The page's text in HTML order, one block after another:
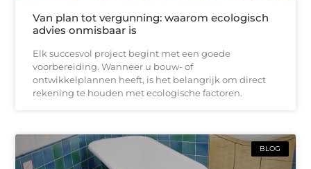
Van plan tot vergunning: waarom ecologisch
advies onmisbaar is
Elk succesvol project begint met een goede
voorbereiding. Wanneer u bouw- of
ontwikkelplannen heeft, is het belangrijk om direct
rekening te houden met ecologische factoren.
BLOG